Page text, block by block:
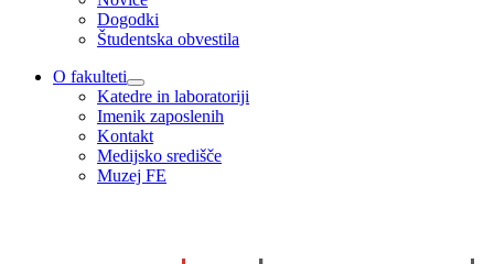
Dogodki
Študentska obvestila
O fakulteti
Katedre in laboratoriji
Imenik zaposlenih
Kontakt
Medijsko središče
Muzej FE